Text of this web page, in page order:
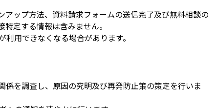
ップ方法、資料請求フォームの送信完了及び無料相談の
定する情報は含みません。
用できなくなる場合があります。
を調査し、原因の究明及び再発防止策の策定を行いま